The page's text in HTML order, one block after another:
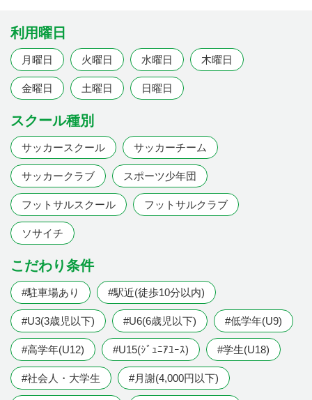
利用曜日
月曜日 火曜日 水曜日 木曜日
金曜日 土曜日 日曜日
スクール種別
サッカースクール サッカーチーム
サッカークラブ スポーツ少年団
フットサルスクール フットサルクラブ
ソサイチ
こだわり条件
#駐車場あり #駅近(徒歩10分以内)
#U3(3歳児以下) #U6(6歳児以下) #低学年(U9)
#高学年(U12) #U15(ｼﾞｭﾆｱﾕｰｽ) #学生(U18)
#社会人・大学生 #月謝(4,000円以下)